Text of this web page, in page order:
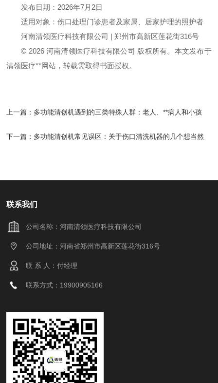
发布日期：2026年7月2日
适用对象：伤口处理门诊患者及家属、居家护理的照护者
河南清领医疗科技有限公司 | 郑州市高新区莲花街316号
© 2026 河南清领医疗科技有限公司 版权所有。本文发布于
清领医疗**网站，转载需取得书面授权。
上一篇： 多功能清创机遇到的三类特殊人群：老人、**病人和小孩
下一篇： 多功能清创机常见误区：关于伤口清洗机器的几个想当然
联系我们
公司名称：河南清领医疗科技有限公司
公司地址：河南省郑州市高新区莲花街316号
联 系 人：付经理
联系方式：19900905166